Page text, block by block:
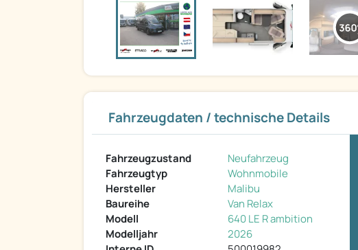
Fahrzeugdaten / technische Details
Fahrzeugzustand
Neufahrzeug
Fahrzeugtyp
Wohnmobile
Hersteller
Malibu
Baureihe
Van Relax
Modell
640 LE R ambition
Modelljahr
2026